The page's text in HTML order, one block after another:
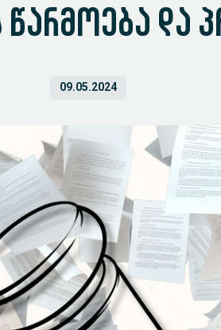
და
09.05.2024